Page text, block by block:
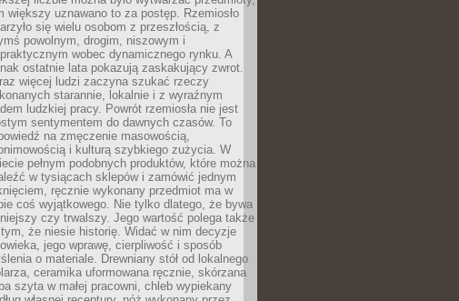
większy uznawano to za postęp. Rzemiosło
się wielu osobom z przeszłością, z
powolnym, drogim, niszowym i
wobec dynamicznego rynku. A
ostatnie lata pokazują zaskakujący zwrot.
więcej ludzi zaczyna szukać rzeczy
starannie, lokalnie i z wyraźnym
ludzkiej pracy. Powrót rzemiosła nie jest
sentymentem do dawnych czasów. To
na zmęczenie masowością,
i kulturą szybkiego zużycia. W
pełnym podobnych produktów, które można
w tysiącach sklepów i zamówić jednym
ręcznie wykonany przedmiot ma w
coś wyjątkowego. Nie tylko dlatego, że bywa
czy trwalszy. Jego wartość polega także
że niesie historię. Widać w nim decyzje
jego wprawę, cierpliwość i sposób
o materiale. Drewniany stół od lokalnego
ceramika uformowana ręcznie, skórzana
szyta w małej pracowni, chleb wypiekany